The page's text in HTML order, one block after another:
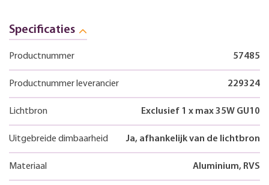
Specificaties
Productnummer 57485
Productnummer leverancier 229324
Lichtbron Exclusief 1 x max 35W GU10
Uitgebreide dimbaarheid Ja, afhankelijk van de lichtbron
Materiaal Aluminium, RVS